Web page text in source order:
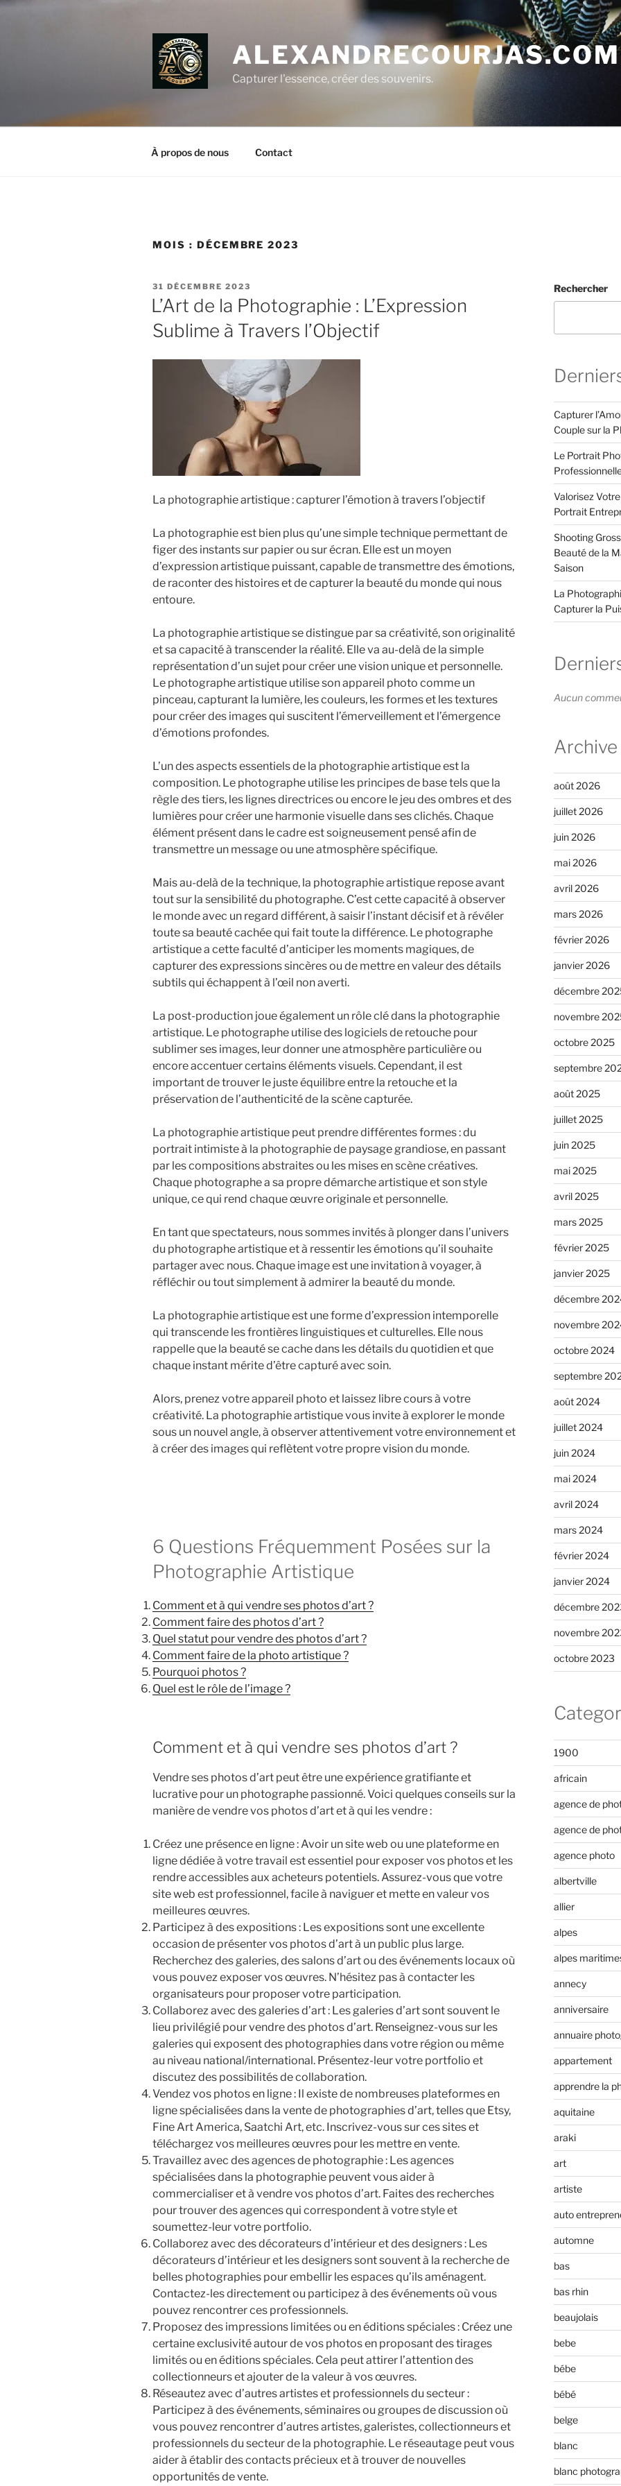
Aller
ALEXANDRECOURJAS.COM
Capturer l'essence, créer des souvenirs.
À propos de nous Contact
MOIS : DÉCEMBRE 2023
PUBLIÉ
LE
31 DÉCEMBRE 2023
L’Art de la Photographie : L’Expression
Sublime à Travers l’Objectif
La photographie artistique : capturer l’émotion à travers l’objectif
La photographie est bien plus qu’une simple technique permettant de
figer des instants sur papier ou sur écran. Elle est un moyen
d’expression artistique puissant, capable de transmettre des émotions,
de raconter des histoires et de capturer la beauté du monde qui nous
entoure.
La photographie artistique se distingue par sa créativité, son originalité
et sa capacité à transcender la réalité. Elle va au-delà de la simple
représentation d’un sujet pour créer une vision unique et personnelle.
Le photographe artistique utilise son appareil photo comme un
pinceau, capturant la lumière, les couleurs, les formes et les textures
pour créer des images qui suscitent l’émerveillement et l’émergence
d’émotions profondes.
L’un des aspects essentiels de la photographie artistique est la
composition. Le photographe utilise les principes de base tels que la
règle des tiers, les lignes directrices ou encore le jeu des ombres et des
lumières pour créer une harmonie visuelle dans ses clichés. Chaque
élément présent dans le cadre est soigneusement pensé afin de
transmettre un message ou une atmosphère spécifique.
Mais au-delà de la technique, la photographie artistique repose avant
tout sur la sensibilité du photographe. C’est cette capacité à observer
le monde avec un regard différent, à saisir l’instant décisif et à révéler
toute sa beauté cachée qui fait toute la différence. Le photographe
artistique a cette faculté d’anticiper les moments magiques, de
capturer des expressions sincères ou de mettre en valeur des détails
subtils qui échappent à l’œil non averti.
La post-production joue également un rôle clé dans la photographie
artistique. Le photographe utilise des logiciels de retouche pour
sublimer ses images, leur donner une atmosphère particulière ou
encore accentuer certains éléments visuels. Cependant, il est
important de trouver le juste équilibre entre la retouche et la
préservation de l’authenticité de la scène capturée.
La photographie artistique peut prendre différentes formes : du
portrait intimiste à la photographie de paysage grandiose, en passant
par les compositions abstraites ou les mises en scène créatives.
Chaque photographe a sa propre démarche artistique et son style
unique, ce qui rend chaque œuvre originale et personnelle.
En tant que spectateurs, nous sommes invités à plonger dans l’univers
du photographe artistique et à ressentir les émotions qu’il souhaite
partager avec nous. Chaque image est une invitation à voyager, à
réfléchir ou tout simplement à admirer la beauté du monde.
La photographie artistique est une forme d’expression intemporelle
qui transcende les frontières linguistiques et culturelles. Elle nous
rappelle que la beauté se cache dans les détails du quotidien et que
chaque instant mérite d’être capturé avec soin.
Alors, prenez votre appareil photo et laissez libre cours à votre
créativité. La photographie artistique vous invite à explorer le monde
sous un nouvel angle, à observer attentivement votre environnement et
à créer des images qui reflètent votre propre vision du monde.
6 Questions Fréquemment Posées sur la
Photographie Artistique
Comment et à qui vendre ses photos d’art ?
Comment faire des photos d’art ?
Quel statut pour vendre des photos d’art ?
Comment faire de la photo artistique ?
Pourquoi photos ?
Quel est le rôle de l’image ?
Comment et à qui vendre ses photos d’art ?
Vendre ses photos d’art peut être une expérience gratifiante et
lucrative pour un photographe passionné. Voici quelques conseils sur la
manière de vendre vos photos d’art et à qui les vendre :
Créez une présence en ligne : Avoir un site web ou une plateforme en
ligne dédiée à votre travail est essentiel pour exposer vos photos et les
rendre accessibles aux acheteurs potentiels. Assurez-vous que votre
site web est professionnel, facile à naviguer et mette en valeur vos
meilleures œuvres.
Participez à des expositions : Les expositions sont une excellente
occasion de présenter vos photos d’art à un public plus large.
Recherchez des galeries, des salons d’art ou des événements locaux où
vous pouvez exposer vos œuvres. N’hésitez pas à contacter les
organisateurs pour proposer votre participation.
Collaborez avec des galeries d’art : Les galeries d’art sont souvent le
lieu privilégié pour vendre des photos d’art. Renseignez-vous sur les
galeries qui exposent des photographies dans votre région ou même
au niveau national/international. Présentez-leur votre portfolio et
discutez des possibilités de collaboration.
Vendez vos photos en ligne : Il existe de nombreuses plateformes en
ligne spécialisées dans la vente de photographies d’art, telles que Etsy,
Fine Art America, Saatchi Art, etc. Inscrivez-vous sur ces sites et
téléchargez vos meilleures œuvres pour les mettre en vente.
Travaillez avec des agences de photographie : Les agences
spécialisées dans la photographie peuvent vous aider à
commercialiser et à vendre vos photos d’art. Faites des recherches
pour trouver des agences qui correspondent à votre style et
soumettez-leur votre portfolio.
Collaborez avec des décorateurs d’intérieur et des designers : Les
décorateurs d’intérieur et les designers sont souvent à la recherche de
belles photographies pour embellir les espaces qu’ils aménagent.
Contactez-les directement ou participez à des événements où vous
pouvez rencontrer ces professionnels.
Proposez des impressions limitées ou en éditions spéciales : Créez une
certaine exclusivité autour de vos photos en proposant des tirages
limités ou en éditions spéciales. Cela peut attirer l’attention des
collectionneurs et ajouter de la valeur à vos œuvres.
Réseautez avec d’autres artistes et professionnels du secteur :
Participez à des événements, séminaires ou groupes de discussion où
vous pouvez rencontrer d’autres artistes, galeristes, collectionneurs et
professionnels du secteur de la photographie. Le réseautage peut vous
aider à établir des contacts précieux et à trouver de nouvelles
opportunités de vente.
Rechercher
Capturer
Couple sur la
Le Portrait
Valorisez
Portrait
Shooting
Beauté de la
Saison
La
Capturer la
Aucun
Archive
août 2026
juillet 2026
juin 2026
mai 2026
avril 2026
mars 2026
février 2026
janvier 2026
décembre
novembre
octobre 2025
septembre
août 2025
juillet 2025
juin 2025
mai 2025
avril 2025
mars 2025
février 2025
janvier 2025
décembre
novembre
octobre 2024
septembre
août 2024
juillet 2024
juin 2024
mai 2024
avril 2024
mars 2024
février 2024
janvier 2024
décembre
novembre
octobre 2023
1900
africain
agence de
agence de
agence photo
albertville
allier
alpes
alpes
annecy
anniversaire
annuaire
appartement
apprendre la
aquitaine
araki
art
artiste
auto
automne
bas
bas rhin
beaujolais
bebe
bébe
bébé
belge
blanc
blanc